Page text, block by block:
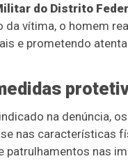
do Distrito
vítima, o homem
e prometendo
na denúncia,
nas características
nas